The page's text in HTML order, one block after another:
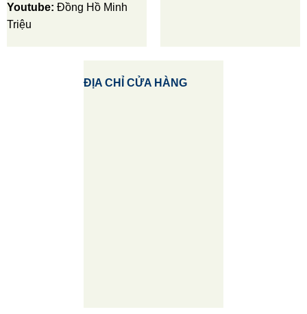
Youtube: Đồng Hồ Minh
Triệu
ĐỊA CHỈ CỬA HÀNG